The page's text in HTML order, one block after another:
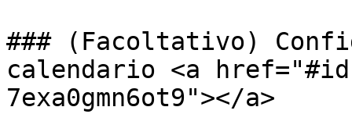
### (Facoltativo)
calendario <a
7exa0gmn6ot9"></a>